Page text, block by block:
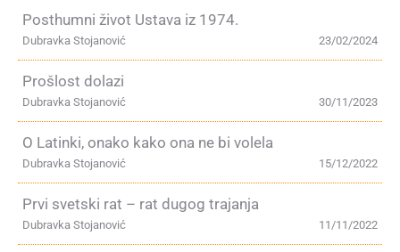
Posthumni život Ustava iz 1974.
23/02/2024
Dubravka Stojanović
Prošlost dolazi
30/11/2023
Dubravka Stojanović
O Latinki, onako kako ona ne bi volela
15/12/2022
Dubravka Stojanović
Prvi svetski rat – rat dugog trajanja
11/11/2022
Dubravka Stojanović